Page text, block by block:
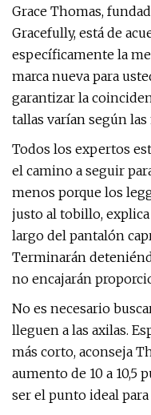
Grace Thomas,
Gracefully, está de
específicamente la
marca nueva para
garantizar la
tallas varían según las
Todos los expertos
el camino a seguir
menos porque los
justo al tobillo, explica
largo del pantalón
Terminarán
no encajarán
No es necesario
lleguen a las axilas.
más corto, aconseja
aumento de 10 a 10,5
ser el punto ideal